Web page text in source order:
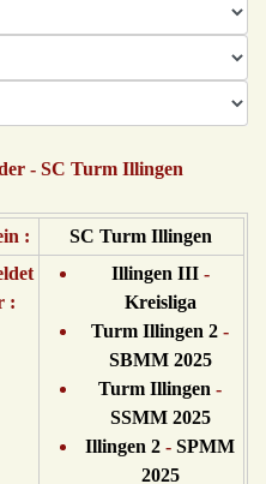
- SC Turm Illingen
:
SC Turm Illingen
:
Illingen III-
Kreisliga
Turm Illingen 2 -
SBMM 2025
Turm Illingen -
SSMM 2025
Illingen 2 -SPMM
2025